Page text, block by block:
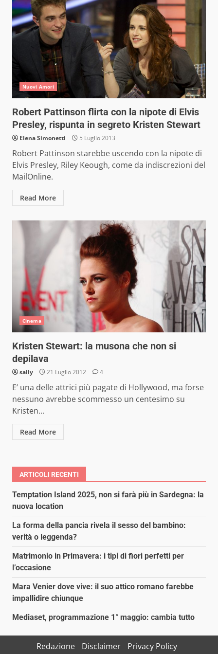
Nuovi Amori
Robert Pattinson flirta con la nipote di Elvis
Presley, rispunta in segreto Kristen Stewart
Elena Simonetti 5 Luglio 2013
Robert Pattinson starebbe uscendo con la nipote di
Elvis Presley, Riley Keough, come da indiscrezioni del
MailOnline.
Read More
Cinema
Kristen Stewart: la musona che non si
depilava
sally 21 Luglio 2012 4
E’ una delle attrici più pagate di Hollywood, ma forse
nessuno avrebbe scommesso un centesimo su
Kristen...
Read More
ARTICOLI RECENTI
Temptation Island 2025, non si farà più in Sardegna: la
nuova location
La forma della pancia rivela il sesso del bambino:
verità o leggenda?
Matrimonio in Primavera: i tipi di fiori perfetti per
l’occasione
Mara Venier dove vive: il suo attico romano farebbe
impallidire chiunque
Mediaset, programmazione 1° maggio: cambia tutto
Redazione Disclaimer Privacy Policy